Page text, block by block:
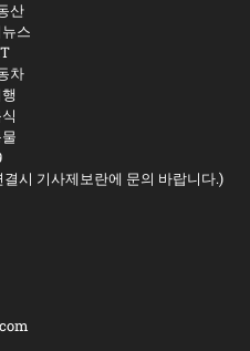
산
스
차
결시 기사제보란에 문의 바랍니다.)